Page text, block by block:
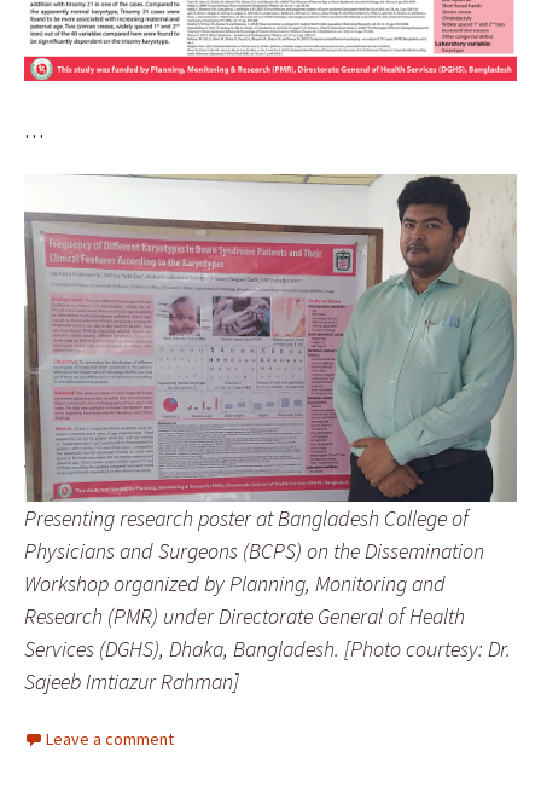
…
Presenting research poster at Bangladesh College of
Physicians and Surgeons (BCPS) on the Dissemination
Workshop organized by Planning, Monitoring and
Research (PMR) under Directorate General of Health
Services (DGHS), Dhaka, Bangladesh. [Photo courtesy: Dr.
Sajeeb Imtiazur Rahman]
Leave a comment